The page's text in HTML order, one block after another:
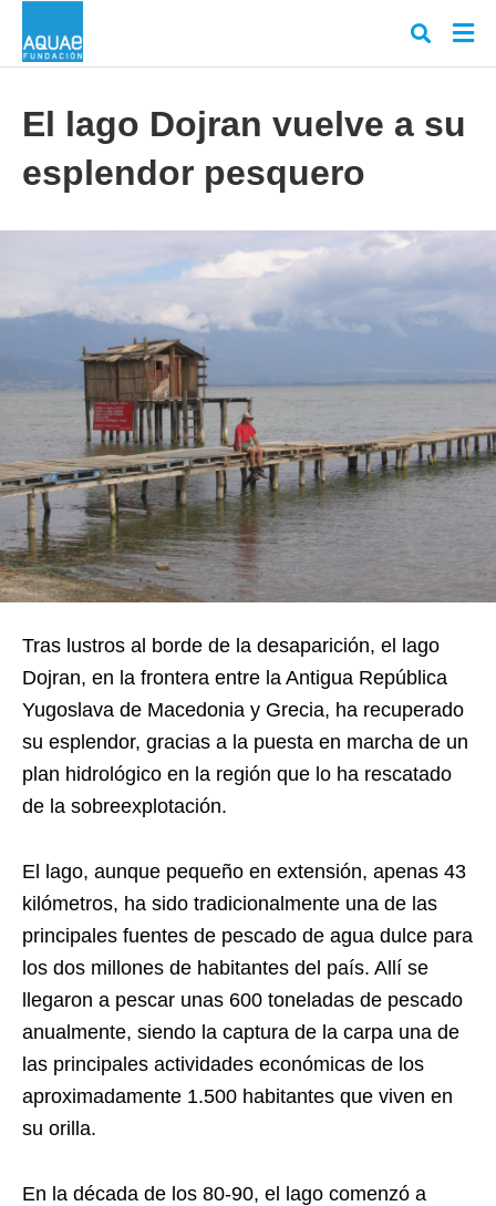
y
El lago Dojran vuelve a su
esplendor pesquero
Tras lustros al borde de la desaparición, el lago
Dojran, en la frontera entre la Antigua República
Yugoslava de Macedonia y Grecia, ha recuperado
su esplendor, gracias a la puesta en marcha de un
plan hidrológico en la región que lo ha rescatado
de la sobreexplotación.
El lago, aunque pequeño en extensión, apenas 43
kilómetros, ha sido tradicionalmente una de las
principales fuentes de pescado de agua dulce para
los dos millones de habitantes del país. Allí se
llegaron a pescar unas 600 toneladas de pescado
anualmente, siendo la captura de la carpa una de
las principales actividades económicas de los
aproximadamente 1.500 habitantes que viven en
su orilla.
En la década de los 80-90, el lago comenzó a